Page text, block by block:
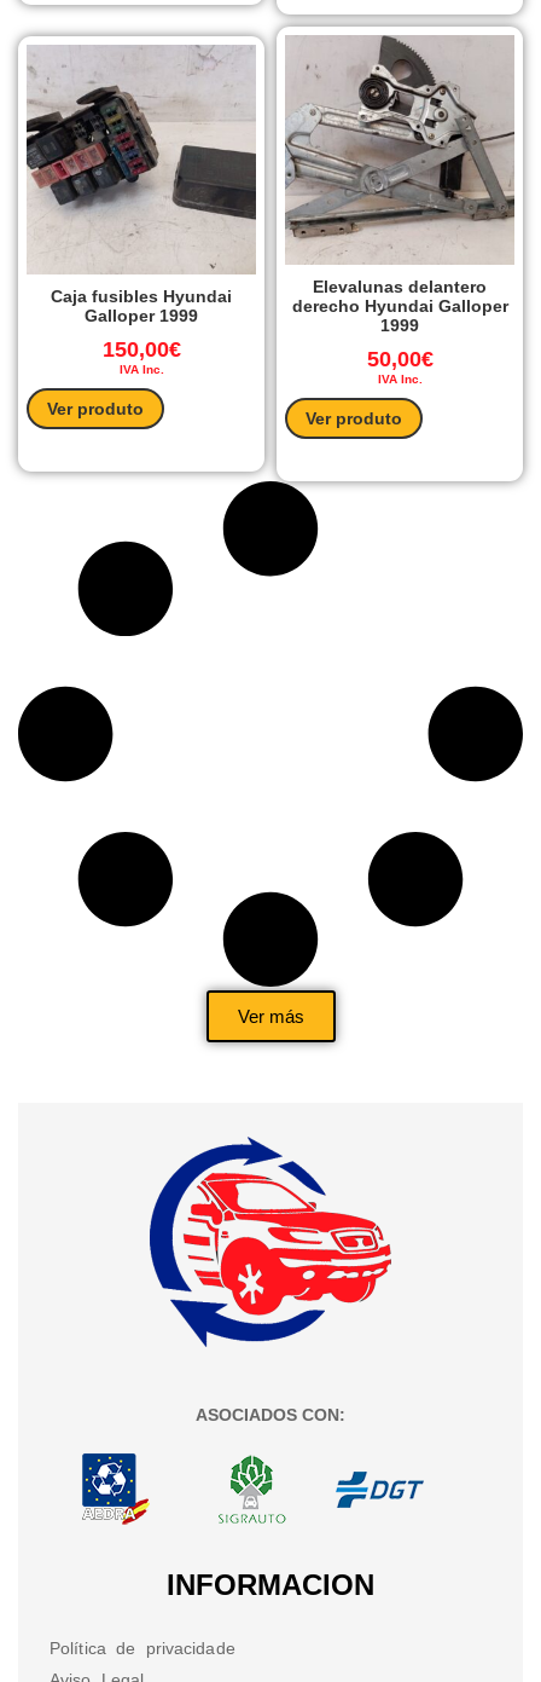
Caja fusibles Hyundai
Galloper 1999
150,00€
IVA Inc.
Ver produto
Elevalunas delantero
derecho Hyundai Galloper
1999
50,00€
IVA Inc.
Ver produto
Ver más
ASOCIADOS CON:
INFORMACION
Política de privacidade